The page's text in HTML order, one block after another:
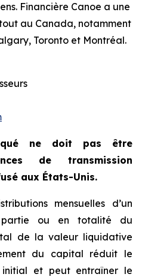
Financière Canoe a une
au Canada, notamment
Toronto et Montréal.
ne doit pas être
de transmission
aux États-Unis.
mensuelles d’un
partie ou en totalité du
de la valeur liquidative
du capital réduit le
et peut entraîner le